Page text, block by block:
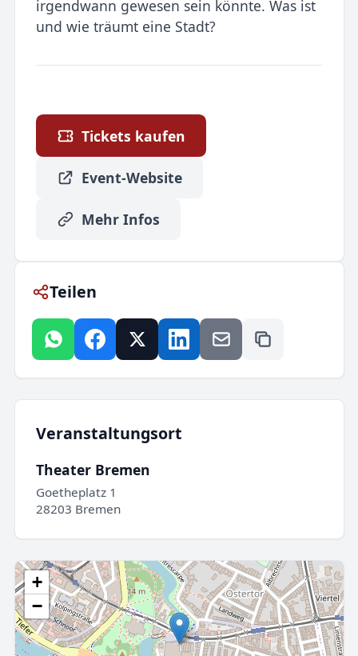
irgendwann gewesen sein könnte. Was ist
und wie träumt eine Stadt?
Tickets kaufen
Event-Website
Mehr Infos
Teilen
Veranstaltungsort
Theater Bremen
Goetheplatz 1
28203 Bremen
+
−